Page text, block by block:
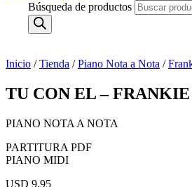
Búsqueda de productos
Inicio /Tienda /Piano Nota a Nota /
TU CON EL –
PIANO NOTA A NOTA
PARTITURA PDF
PIANO MIDI
USD 9.95